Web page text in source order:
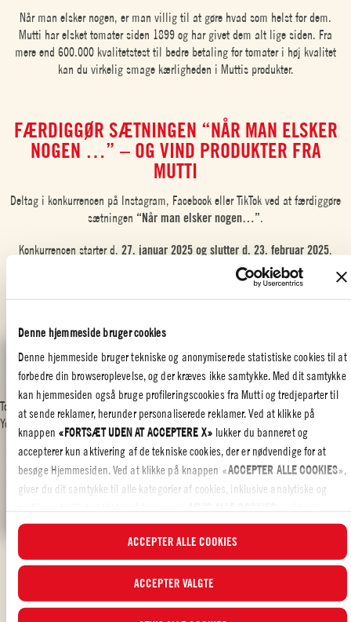
Denne hjemmeside bruger cookies
Denne hjemmeside bruger tekniske og anonymiserede statistiske cookies til at
forbedre din browseroplevelse, og der kræves ikke samtykke. Med dit samtykke
kan hjemmesiden også bruge profileringscookies fra Mutti og tredjeparter til
at sende reklamer, herunder personaliserede reklamer. Ved at klikke på
knappen «FORTSÆT UDEN AT ACCEPTERE X» lukker du banneret og
accepterer kun aktivering af de tekniske cookies, der er nødvendige for at
besøge Hjemmesiden. Ved at klikke på knappen «ACCEPTER ALLE COOKIES»,
giver du dit samtykke til alle kategorier af cookies, inklusive analytiske og
tekniske cookies og anonymiserede statistiske cookies blive aktiveret.
I dette banner kan du vælge eller fravælge de kategorier af cookies, du ønsker
at acceptere, ved hjælp af de specifikke flueben og ved at klikke på knappen
“ACCEPTER VALGTE”. Du kan til enhver tid vælge, hvilke cookies du vil give
ACCEPTER ALLE COOKIES
ACCEPTER VALGTE
Når man elsker nogen, er man villig til at gøre hvad som helst for dem.
Mutti har elsket tomater siden 1899 og har givet dem alt lige siden. Fra
mere end 600.000 kvalitetstest til bedre betaling for tomater i høj kvalitet
kan du virkelig smage kærligheden i Muttis produkter.
FÆRDIGGØR SÆTNINGEN “NÅR MAN ELSKER
NOGEN …” – OG VIND PRODUKTER FRA
MUTTI
Deltag i konkurrencen på Instagram, Facebook eller TikTok ved at færdiggøre
sætningen “Når man elsker nogen…”.
Konkurrencen starter d. 27. januar 2025 og slutter d. 23. februar 2025.
Der udloddes seks Mutti-gaveposer blandt deltagerne. Du kan deltage via
Muttis profiler eller samarbejdsopslag. Du kan deltage så mange gange, du
To watch this video you need to approve marketing cookies so we can use
YouTube.
MANAGE SETTINGS
RELATED POSTS